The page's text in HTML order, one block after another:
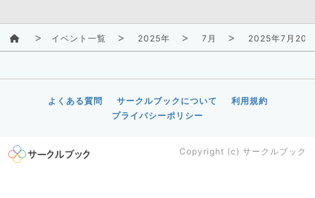
イベント一覧 2025年 7月 2025年7月20
よくある質問 サークルブックについて
利用規約
プライバシーポリシー
Copyright (c) サークルブック